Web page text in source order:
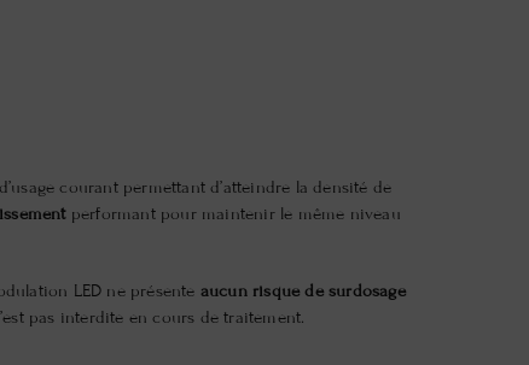
courant permettant d’atteindre la densité de
performant pour maintenir le même niveau
LED ne présente aucun risque de surdosage
pas interdite en cours de traitement.